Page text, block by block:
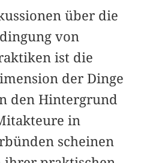
über die
von
ist die
der Dinge
den Hintergrund
in
scheinen